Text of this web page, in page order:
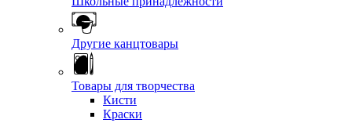
Другие канцтовары
Товары для творчества
Кисти
Краски